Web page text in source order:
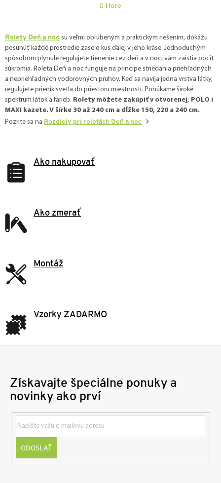
l
á
a
c
i
e
p
r
v
k
y
v
ý
á
n
o
v
a
n
i
e
Hore
Rolety Deň a noc sú veľmi obľúbeným a praktickým riešením, dokážu
posunúť každé prostredie zase o kus ďalej v jeho kráse. Jednoduchým
spôsobom plynule regulujete tienenie cez deň a v noci vám zaistia pocit
súkromia. Roleta Deň a noc funguje na princípe striedania priehľadných
a nepriehľadných vodorovných pruhov. Keď sa navíja jedna vrstva látky,
regulujete prienik svetla do priestoru miestnosti. Ponúkame široké
spektrum látok a farieb. Rolety môžete zakúpiť v otvorenej, POLO i
MAXI kazete. V šírke 30 až 240 cm a dĺžke 150, 220 a 240 cm.
Pozrite sa na Rozdiely pri roletách Deň a noc
Ako nakupovať
Ako zmerať
Montáž
Vzorky ZADARMO
Získavajte špeciálne ponuky a
novinky ako prví
ODOSLAŤ